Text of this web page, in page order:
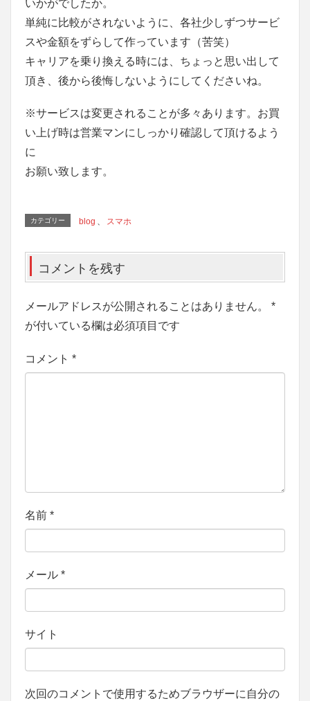
いかがでしたか。
単純に比較がされないように、各社少しずつサービ
スや金額をずらして作っています（苦笑）
キャリアを乗り換える時には、ちょっと思い出して
頂き、後から後悔しないようにしてくださいね。
※サービスは変更されることが多々あります。お買
い上げ時は営業マンにしっかり確認して頂けるよう
に
お願い致します。
カテゴリー blog スマホ
コメントを残す
メールアドレスが公開されることはありません。
*
が付いている欄は必須項目です
コメント *
名前 *
メール *
サイト
次回のコメントで使用するためブラウザーに自分の